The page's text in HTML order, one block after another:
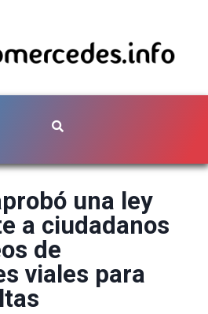
una ley
a ciudadanos
de
viales para